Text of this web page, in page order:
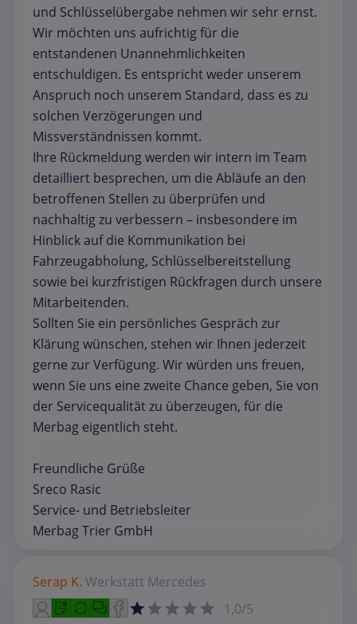
und Schlüsselübergabe nehmen wir sehr ernst.
Wir möchten uns aufrichtig für die
entstandenen Unannehmlichkeiten
entschuldigen. Es entspricht weder unserem
Anspruch noch unserem Standard, dass es zu
solchen Verzögerungen und
Missverständnissen kommt.
Ihre Rückmeldung werden wir intern im Team
detailliert besprechen, um die Abläufe an den
betroffenen Stellen zu überprüfen und
nachhaltig zu verbessern – insbesondere im
Hinblick auf die Kommunikation bei
Fahrzeugabholung, Schlüsselbereitstellung
sowie bei kurzfristigen Rückfragen durch unsere
Mitarbeitenden.
Sollten Sie ein persönliches Gespräch zur
Klärung wünschen, stehen wir Ihnen jederzeit
gerne zur Verfügung. Wir würden uns freuen,
wenn Sie uns eine zweite Chance geben, Sie von
der Servicequalität zu überzeugen, für die
Merbag eigentlich steht.
Freundliche Grüße
Sreco Rasic
Service- und Betriebsleiter
Merbag Trier GmbH
Serap K. Werkstatt Mercedes
1,0/5